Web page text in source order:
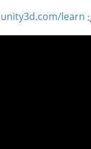
unity3d.com/learn